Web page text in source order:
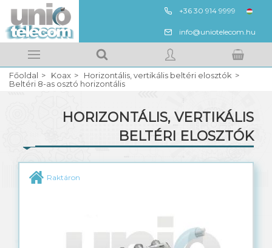
+36 30 914 9999
ENG
info@uniotelecom.hu
Kosarad tartalma
BELÉPÉS
REGISZTRÁCIÓ
Főoldal Koax
Horizontális, vertikális beltéri elosztók
Beltéri 8-as osztó horizontális
HORIZONTÁLIS, VERTIKÁLIS
BELTÉRI ELOSZTÓK
RG6, RG11, RG59 koaxális kábel
Horizontális, vertikális beltéri elosztók
Raktáron